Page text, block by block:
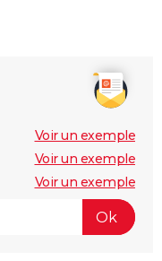
Voir un exemple
Voir un exemple
Voir un exemple